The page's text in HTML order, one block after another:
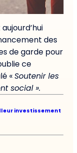
des
de garde pour
ce
«Soutenir les
social ».
investissement